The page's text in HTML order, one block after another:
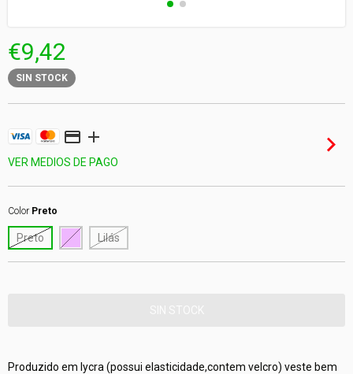
€9,42
SIN STOCK
VER MEDIOS DE PAGO
Color Preto
Preto Lilás
Produzido em lycra (possui elasticidade,contem velcro) veste bem